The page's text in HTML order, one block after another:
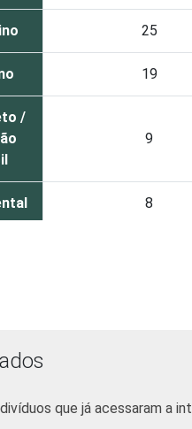
25
19
/
9
8
17
que já acessaram a